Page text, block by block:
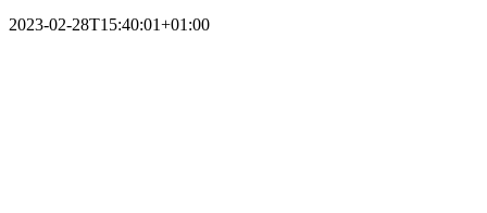
2023-02-28T15:40:01+01:00